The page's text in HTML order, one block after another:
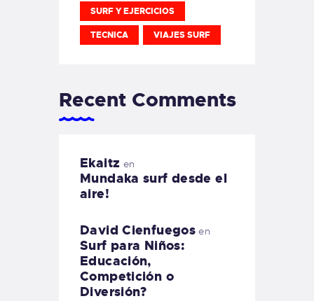
SURF Y EJERCICIOS
TECNICA VIAJES SURF
Recent Comments
Ekaitz en
Mundaka surf desde el
aire!
David Cienfuegos en
Surf para Niños:
Educación,
Competición o
Diversión?